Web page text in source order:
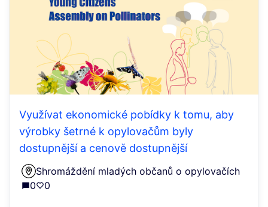
Využívat ekonomické pobídky k tomu, aby
výrobky šetrné k opylovačům byly
dostupnější a cenově dostupnější
Shromáždění mladých občanů o opylovačích
0
0